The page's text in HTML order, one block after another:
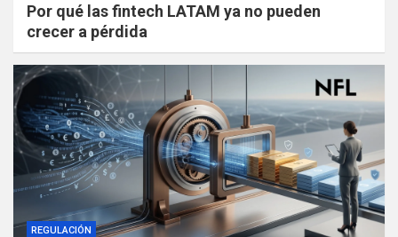
Por qué las fintech LATAM ya no pueden
crecer a pérdida
REGULACIÓN